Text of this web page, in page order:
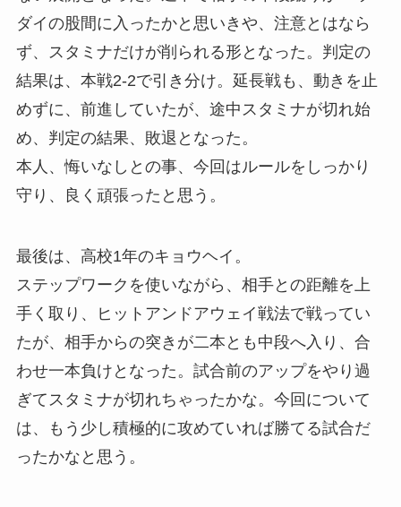
ダイの股間に入ったかと思いきや、注意とはなら
ず、スタミナだけが削られる形となった。判定の
結果は、本戦2-2で引き分け。延長戦も、動きを止
めずに、前進していたが、途中スタミナが切れ始
め、判定の結果、敗退となった。
本人、悔いなしとの事、今回はルールをしっかり
守り、良く頑張ったと思う。
最後は、高校1年のキョウヘイ。
ステップワークを使いながら、相手との距離を上
手く取り、ヒットアンドアウェイ戦法で戦ってい
たが、相手からの突きが二本とも中段へ入り、合
わせ一本負けとなった。試合前のアップをやり過
ぎてスタミナが切れちゃったかな。今回について
は、もう少し積極的に攻めていれば勝てる試合だ
ったかなと思う。